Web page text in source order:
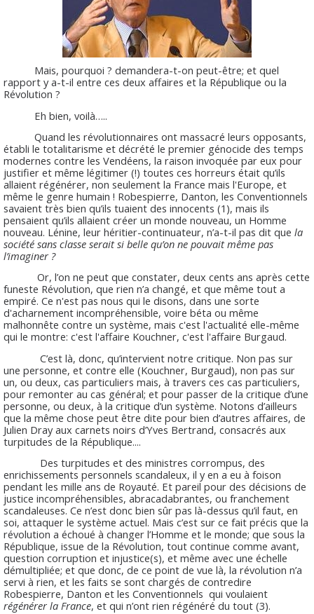
Mais, pourquoi ? demandera-t-on peut-être; et quel
rapport y a-t-il entre ces deux affaires et la République ou la
Révolution ?
Eh bien, voilà…..
Quand les révolutionnaires ont massacré leurs opposants,
établi le totalitarisme et décrété le premier génocide des temps
modernes contre les Vendéens, la raison invoquée par eux pour
justifier et même légitimer (!) toutes ces horreurs était qu’ils
allaient régénérer, non seulement la France mais l'Europe, et
même le genre humain ! Robespierre, Danton, les Conventionnels
savaient très bien qu’ils tuaient des innocents (1), mais ils
pensaient qu’ils allaient créer un monde nouveau, un Homme
nouveau. Lénine, leur héritier-continuateur, n’a-t-il pas dit que la
société sans classe serait si belle qu’on ne pouvait même pas
l’imaginer ?
Or, l’on ne peut que constater, deux cents ans après cette
funeste Révolution, que rien n’a changé, et que même tout a
empiré. Ce n'est pas nous qui le disons, dans une sorte
d'acharnement incompréhensible, voire béta ou même
malhonnête contre un système, mais c'est l'actualité elle-même
qui le montre: c'est l'affaire Kouchner, c'est l'affaire Burgaud.
C’est là, donc, qu’intervient notre critique. Non pas sur
une personne, et contre elle (Kouchner, Burgaud), non pas sur
un, ou deux, cas particuliers mais, à travers ces cas particuliers,
pour remonter au cas général; et pour passer de la critique d’une
personne, ou deux, à la critique d’un système. Notons d’ailleurs
que la même chose peut être dite pour bien d’autres affaires, de
Julien Dray aux carnets noirs d’Yves Bertrand, consacrés aux
turpitudes de la République....
Des turpitudes et des ministres corrompus, des
enrichissements personnels scandaleux, il y en a eu à foison
pendant les mille ans de Royauté. Et pareil pour des décisions de
justice incompréhensibles, abracadabrantes, ou franchement
scandaleuses. Ce n’est donc bien sûr pas là-dessus qu’il faut, en
soi, attaquer le système actuel. Mais c’est sur ce fait précis que la
révolution a échoué à changer l’Homme et le monde; que sous la
République, issue de la Révolution, tout continue comme avant,
question corruption et injustice(s), et même avec une échelle
démultipliée; et que donc, de ce point de vue là, la révolution n’a
servi à rien, et les faits se sont chargés de contredire
Robespierre, Danton et les Conventionnels qui voulaient
régénérer la France, et qui n’ont rien régénéré du tout (3).